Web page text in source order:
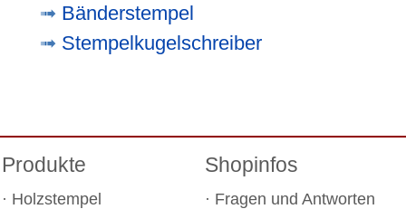
Bänderstempel
Stempelkugelschreiber
Produkte
Holzstempel
Shopinfos
Fragen und Antworten